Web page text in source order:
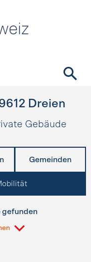
Dreien
Gebäude
Gemeinden
gefunden